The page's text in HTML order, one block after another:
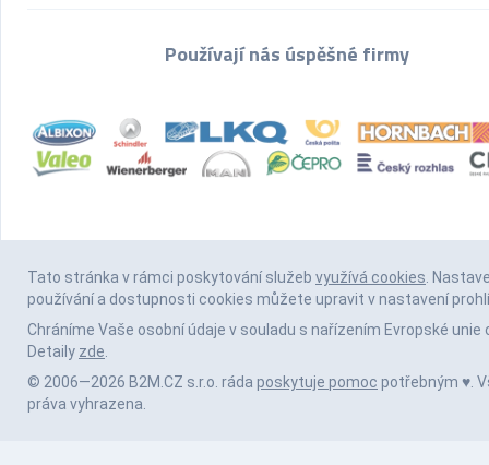
Používají nás úspěšné firmy
Tato stránka v rámci poskytování služeb využívá cookies.
používání a dostupnosti cookies můžete upravit v nastavení
Chráníme Vaše osobní údaje v souladu s nařízením Evropské unie
Detaily zde.
© 2006—2026 B2M.CZ s.r.o. ráda poskytuje pomoc potřebným ♥️.
práva vyhrazena.